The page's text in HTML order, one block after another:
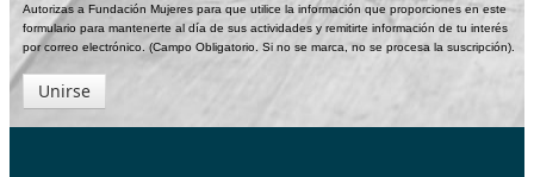
Autorizas a Fundación Mujeres para que utilice la información que proporciones en este
formulario para mantenerte al día de sus actividades y remitirte información de tu interés
por correo electrónico. (Campo Obligatorio. Si no se marca, no se procesa la suscripción).
Unirse